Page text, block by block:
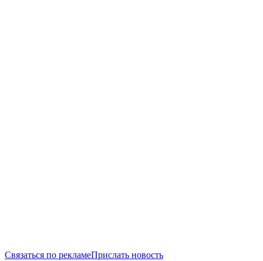
Связаться по рекламеПрислать новость